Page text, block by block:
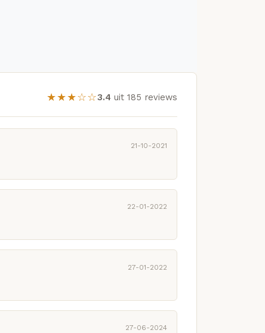
★★★☆☆3.4 uit 185 reviews
21-10-2021
22-01-2022
27-01-2022
27-06-2024